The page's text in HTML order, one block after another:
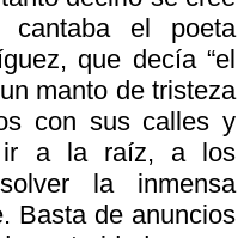
cantaba el poeta
que decía “el
manto de tristeza
con sus calles y
ir a la raíz, a los
la inmensa
Basta de anuncios